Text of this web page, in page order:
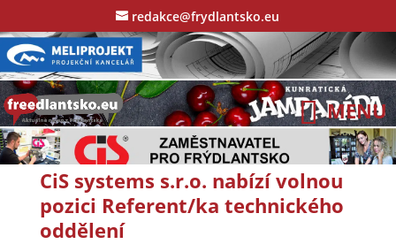
redakce@frydlantsko.eu
CiS systems s.r.o. nabízí volnou
pozici Referent/ka technického
oddělení